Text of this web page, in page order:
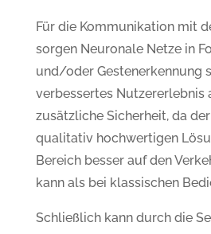
Für die Kommunikation mit
sorgen Neuronale Netze in
und/oder Gestenerkennung
verbessertes Nutzererlebnis
zusätzliche Sicherheit, da
qualitativ hochwertigen
Bereich besser auf den
kann als bei klassischen
Schließlich kann durch die